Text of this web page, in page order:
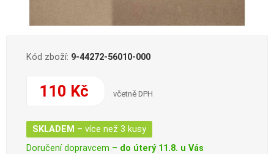
Kód zboží: 9-44272-56010-000
110 Kč včetně DPH
SKLADEM – více než 3 kusy
Doručení dopravcem – do úterý 11.8. u Vás